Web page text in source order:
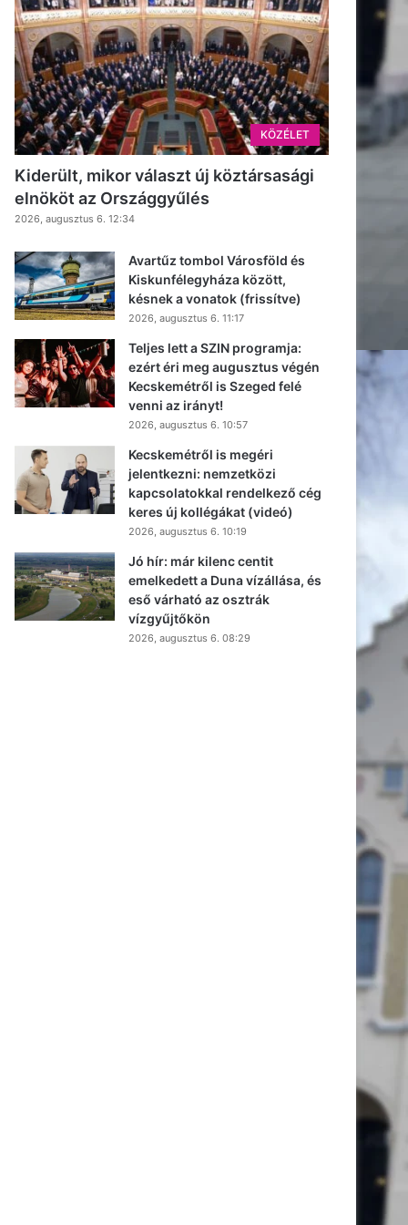
KÖZÉLET
Kiderült, mikor választ új köztársasági
elnököt az Országgyűlés
2026, augusztus 6. 12:34
Avartűz tombol Városföld és
Kiskunfélegyháza között,
késnek a vonatok (frissítve)
2026, augusztus 6. 11:17
Teljes lett a SZIN programja:
ezért éri meg augusztus végén
Kecskemétről is Szeged felé
venni az irányt!
2026, augusztus 6. 10:57
Kecskemétről is megéri
jelentkezni: nemzetközi
kapcsolatokkal rendelkező cég
keres új kollégákat (videó)
2026, augusztus 6. 10:19
Jó hír: már kilenc centit
emelkedett a Duna vízállása, és
eső várható az osztrák
vízgyűjtőkön
2026, augusztus 6. 08:29